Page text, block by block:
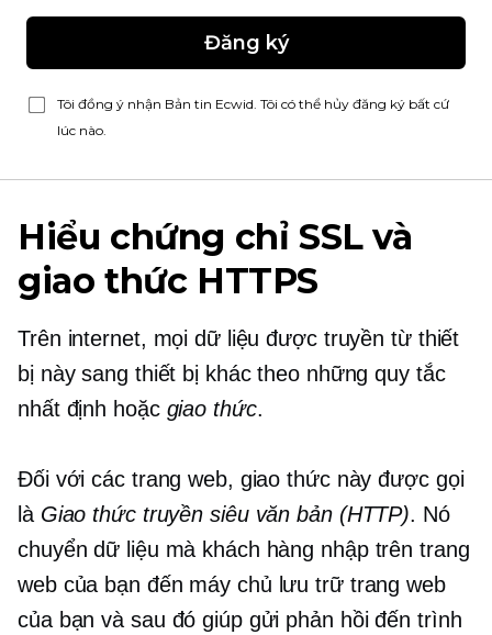
Đăng ký
Tôi đồng ý nhận Bản tin Ecwid. Tôi có thể hủy đăng ký bất cứ
lúc nào.
Hiểu chứng chỉ SSL và
giao thức HTTPS
Trên internet, mọi dữ liệu được truyền từ thiết
bị này sang thiết bị khác theo những quy tắc
nhất định hoặc giao thức.
Đối với các trang web, giao thức này được gọi
là Giao thức truyền siêu văn bản (HTTP). Nó
chuyển dữ liệu mà khách hàng nhập trên trang
web của bạn đến máy chủ lưu trữ trang web
của bạn và sau đó giúp gửi phản hồi đến trình